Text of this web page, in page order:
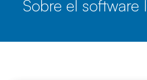
Sobre el software